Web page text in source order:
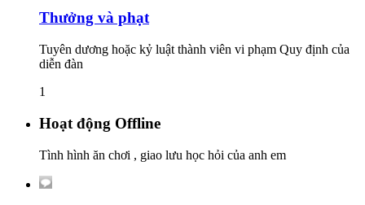
Thưởng và phạt
Tuyên dương hoặc kỷ luật thành viên vi phạm Quy định của
diễn đàn
1
Hoạt động Offline
Tình hình ăn chơi , giao lưu học hỏi của anh em